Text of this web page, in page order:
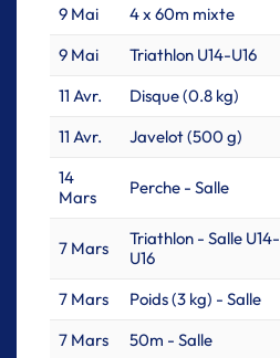
9 Mai
4 x 60m mixte
9 Mai
Triathlon U14-U16
11 Avr.
Disque (0.8 kg)
11 Avr.
Javelot (500 g)
14
Mars
Perche - Salle
7 Mars
Triathlon - Salle U14-
U16
7 Mars Poids (3 kg) - Salle
7 Mars
50m - Salle